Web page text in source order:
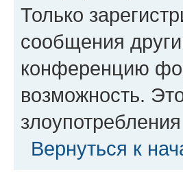
Только
сообщения
конференцию
возможность.
Вернуться к